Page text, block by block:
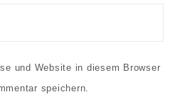
und Website in diesem Browser
speichern.